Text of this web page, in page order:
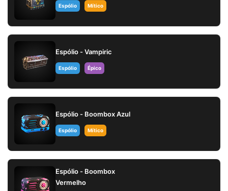
Espólio Mítico
Espólio - Vampiric
Espólio Épico
Espólio - Boombox Azul
Espólio Mítico
Espólio - Boombox
Vermelho